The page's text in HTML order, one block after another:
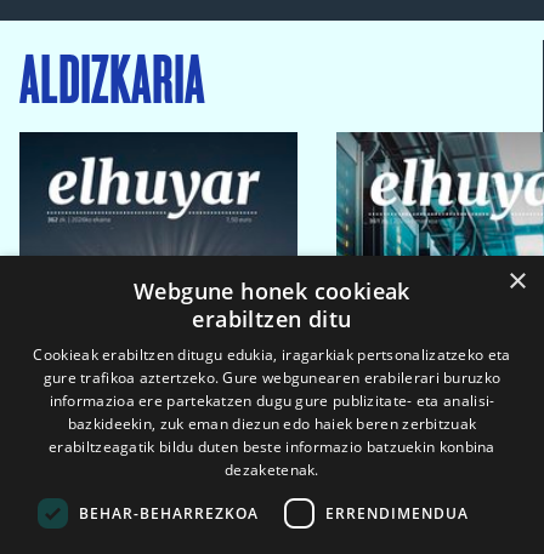
ALDIZKARIA
×
Webgune honek cookieak
erabiltzen ditu
Cookieak erabiltzen ditugu edukia, iragarkiak pertsonalizatzeko eta
gure trafikoa aztertzeko. Gure webgunearen erabilerari buruzko
informazioa ere partekatzen dugu gure publizitate- eta analisi-
bazkideekin, zuk eman diezun edo haiek beren zerbitzuak
erabiltzeagatik bildu duten beste informazio batzuekin konbina
dezaketenak.
BEHAR-BEHARREZKOA ERRENDIMENDUA